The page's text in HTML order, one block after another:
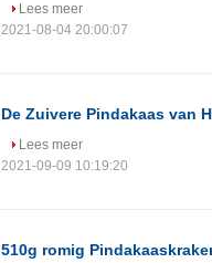
Lees meer
2021-08-04 20:00:07
De Zuivere Pindakaas van
Lees meer
2021-09-09 10:19:20
510g romig